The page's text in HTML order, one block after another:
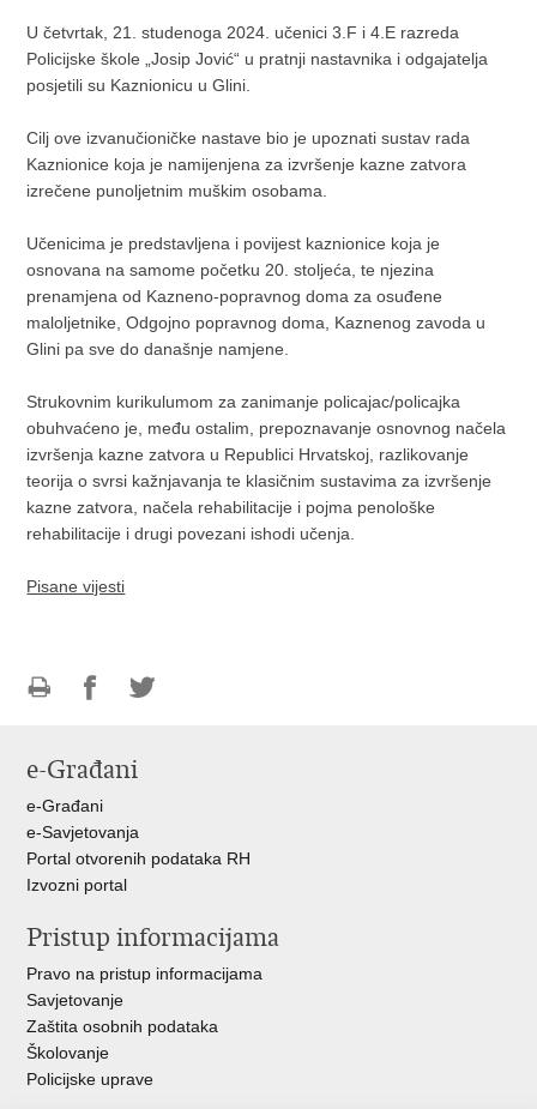
U četvrtak, 21. studenoga 2024. učenici 3.F i 4.E razreda
Policijske škole „Josip Jović“ u pratnji nastavnika i odgajatelja
posjetili su Kaznionicu u Glini.
Cilj ove izvanučioničke nastave bio je upoznati sustav rada
Kaznionice koja je namijenjena za izvršenje kazne zatvora
izrečene punoljetnim muškim osobama.
Učenicima je predstavljena i povijest kaznionice koja je
osnovana na samome početku 20. stoljeća, te njezina
prenamjena od Kazneno-popravnog doma za osuđene
maloljetnike, Odgojno popravnog doma, Kaznenog zavoda u
Glini pa sve do današnje namjene.
Strukovnim kurikulumom za zanimanje policajac/policajka
obuhvaćeno je, među ostalim, prepoznavanje osnovnog načela
izvršenja kazne zatvora u Republici Hrvatskoj, razlikovanje
teorija o svrsi kažnjavanja te klasičnim sustavima za izvršenje
kazne zatvora, načela rehabilitacije i pojma penološke
rehabilitacije i drugi povezani ishodi učenja.
Pisane vijesti
FacebookuTwitteru
e-Građani
e-Građani
e-Savjetovanja
Portal otvorenih podataka RH
Izvozni portal
Pristup informacijama
Pravo na pristup informacijama
Savjetovanje
Zaštita osobnih podataka
Školovanje
Policijske uprave